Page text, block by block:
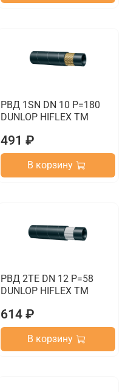
РВД 1SN DN 10 P=180
DUNLOP HIFLEX TM
491 ₽
В корзину
РВД 2TE DN 12 P=58
DUNLOP HIFLEX TM
614 ₽
В корзину